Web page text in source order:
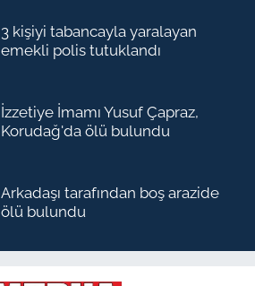
3 kişiyi tabancayla yaralayan
emekli polis tutuklandı
İzzetiye İmamı Yusuf Çapraz,
Korudağ'da ölü bulundu
Arkadaşı tarafından boş arazide
ölü bulundu